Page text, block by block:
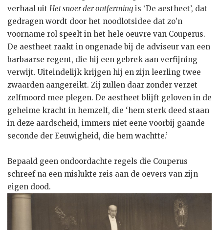
verhaal uit Het snoer der ontferming is ‘De aestheet’, dat
gedragen wordt door het noodlotsidee dat zo’n
voorname rol speelt in het hele oeuvre van Couperus.
De aestheet raakt in ongenade bij de adviseur van een
barbaarse regent, die hij een gebrek aan verfijning
verwijt. Uiteindelijk krijgen hij en zijn leerling twee
zwaarden aangereikt. Zij zullen daar zonder verzet
zelfmoord mee plegen. De aestheet blijft geloven in de
geheime kracht in hemzelf, die ‘hem sterk deed staan
in deze aardscheid, immers niet eene voorbij gaande
seconde der Eeuwigheid, die hem wachtte.’
Bepaald geen ondoordachte regels die Couperus
schreef na een mislukte reis aan de oevers van zijn
eigen dood.